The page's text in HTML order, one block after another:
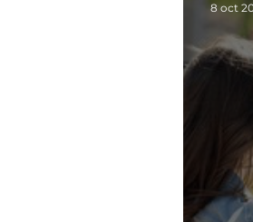
8 oct